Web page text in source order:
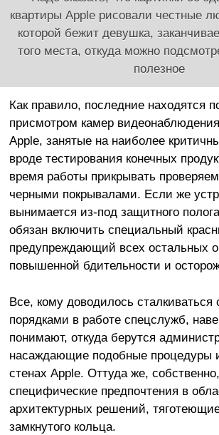
квартиры Apple рисовали честные
которой бежит девушка,
того места, откуда можно
полезное
Как правило, последние находятся
присмотром камер
Apple, занятые на наиболее
вроде тестирования конечных
время работы прикрывать
черными покрывалами. Если же
вынимается из-под защитного
обязан включить специальный
предупреждающий всех остальных
повышенной бдительности и
Все, кому доводилось сталкиваться
порядками в работе спецслужб,
понимают, откуда берутся
насаждающие подобные процедуры
стенах Apple. Оттуда же,
специфические предпочтения в
архитектурных решений,
замкнутого кольца.